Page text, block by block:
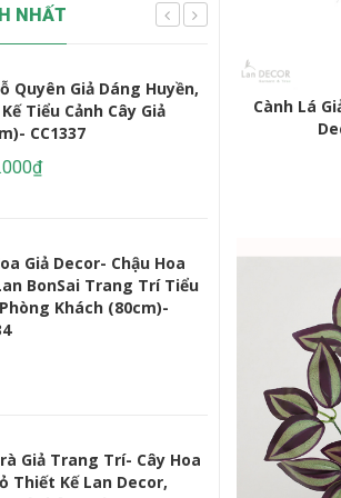
Cành Lá
NHẤT
Quyên Giả Dáng Huyền,
Tiểu Cảnh Cây Giả
CC1337
Giả Decor- Chậu Hoa
BonSai Trang Trí Tiểu
Khách (80cm)-
Giả Trang Trí- Cây Hoa
Thiết Kế Lan Decor,
Tế,
4.647.000₫
Cây